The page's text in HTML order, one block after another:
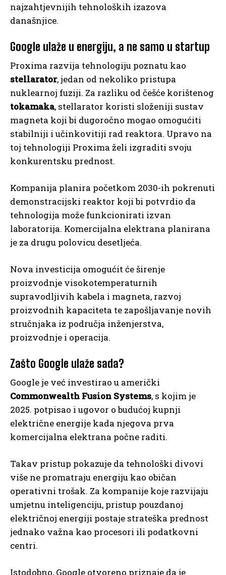
najzahtjevnijih tehnoloških izazova
današnjice.
Google ulaže u energiju, a ne samo u startup
Proxima razvija tehnologiju poznatu kao
stellarator, jedan od nekoliko pristupa
nuklearnoj fuziji. Za razliku od češće korištenog
tokamaka, stellarator koristi složeniji sustav
magneta koji bi dugoročno mogao omogućiti
stabilniji i učinkovitiji rad reaktora. Upravo na
toj tehnologiji Proxima želi izgraditi svoju
konkurentsku prednost.
Kompanija planira početkom 2030-ih pokrenuti
demonstracijski reaktor koji bi potvrdio da
tehnologija može funkcionirati izvan
laboratorija. Komercijalna elektrana planirana
je za drugu polovicu desetljeća.
Nova investicija omogućit će širenje
proizvodnje visokotemperaturnih
supravodljivih kabela i magneta, razvoj
proizvodnih kapaciteta te zapošljavanje novih
stručnjaka iz područja inženjerstva,
proizvodnje i operacija.
Zašto Google ulaže sada?
Google je već investirao u američki
Commonwealth Fusion Systems, s kojim je
2025. potpisao i ugovor o budućoj kupnji
električne energije kada njegova prva
komercijalna elektrana počne raditi.
Takav pristup pokazuje da tehnološki divovi
više ne promatraju energiju kao običan
operativni trošak. Za kompanije koje razvijaju
umjetnu inteligenciju, pristup pouzdanoj
električnoj energiji postaje strateška prednost
jednako važna kao procesori ili podatkovni
centri.
Istodobno, Google otvoreno priznaje da je